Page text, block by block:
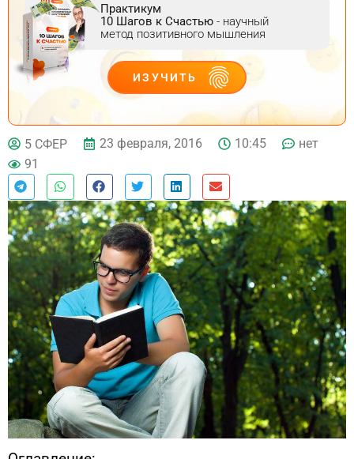
Практикум
10 Шагов к Счастью - научный
метод позитивного мышления
ИЗУЧИТЬ
ДЕЙСТВУЙ
5 СФЕР 23 февраля, 2016 10:45
нет
91